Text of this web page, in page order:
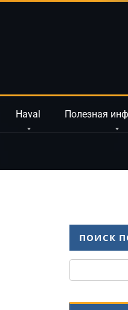
Haval Полезная
ПОИСК